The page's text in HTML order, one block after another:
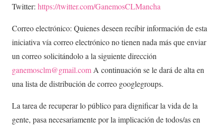
Twitter: https://twitter.com/GanemosCLMancha
Correo electrónico: Quienes deseen recibir información de esta
iniciativa vía correo electrónico no tienen nada más que enviar
un correo solicitándolo a la siguiente dirección
ganemosclm@gmail.com A continuación se le dará de alta en
una lista de distribución de correo googlegroups.
La tarea de recuperar lo público para dignificar la vida de la
gente, pasa necesariamente por la implicación de todos/as en